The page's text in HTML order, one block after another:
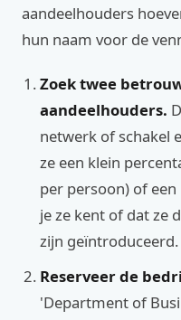
aandeelhouders
hun naam voor de
Zoek twee
aandeelhouders.
netwerk of schakel
ze een klein
per persoon) of
je ze kent of dat ze
zijn geïntroduceerd.
Reserveer de
'Department of